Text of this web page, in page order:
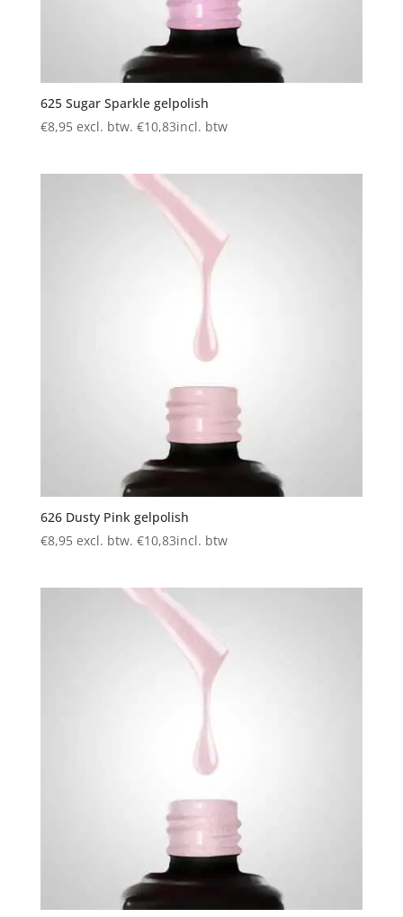
625 Sugar Sparkle gelpolish
€8,95 excl. btw. €10,83incl. btw
626 Dusty Pink gelpolish
€8,95 excl. btw. €10,83incl. btw